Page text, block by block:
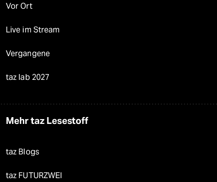
Vor Ort
Live im Stream
Vergangene
taz lab 2027
Mehr taz Lesestoff
taz Blogs
taz FUTURZWEI